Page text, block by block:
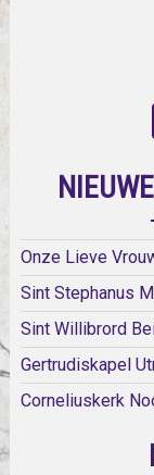
Onze Lieve
Sint Stephanus
Sint Willibrord
Gertrudiskapel
Corneliuskerk